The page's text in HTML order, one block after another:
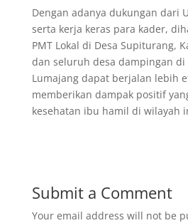
Dengan adanya dukungan dari
serta kerja keras para kader,
PMT Lokal di Desa Supiturang,
dan seluruh desa dampingan di
Lumajang dapat berjalan lebih
memberikan dampak positif
kesehatan ibu hamil di wilayah
Submit a Comment
Your email address will not be